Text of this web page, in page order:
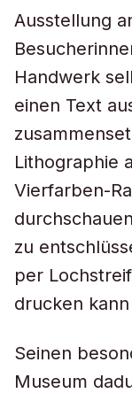
Ausstellung
Handwerk
einen Text
Lithographie
Vierfarben-
zu
per
drucken
Seinen
Museum